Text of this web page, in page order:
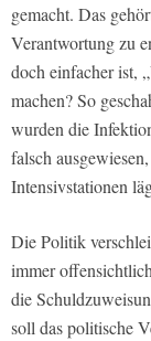
gemacht. Das
Verantwortung zu
doch einfacher ist,
machen? So
wurden die
falsch
Intensivstationen
Die Politik
immer
die
soll das politische